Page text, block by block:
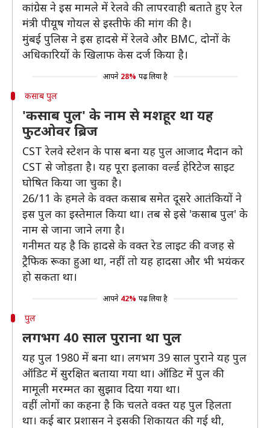
कांग्रेस ने इस मामले में रेलवे की लापरवाही बताते हुए रेल
मंत्री पीयूष गोयल से इस्तीफे की मांग की है।
मुंबई पुलिस ने इस हादसे में रेलवे और BMC, दोनों के
अधिकारियों के खिलाफ केस दर्ज किया है।
आपने 28% पढ़ लिया है
कसाब पुल
'कसाब पुल' के नाम से मशहूर था यह
फुटओवर ब्रिज
CST रेलवे स्टेशन के पास बना यह पुल आजाद मैदान को
CST से जोड़ता है। यह पूरा इलाका वर्ल्ड हेरिटेज साइट
घोषित किया जा चुका है।
26/11 के हमले के वक्त कसाब समेत दूसरे आतंकियों ने
इस पुल का इस्तेमाल किया था। तब से इसे 'कसाब पुल' के
नाम से जाना जाने लगा है।
गनीमत यह है कि हादसे के वक्त रेड लाइट की वजह से
ट्रैफिक रूका हुआ था, नहीं तो यह हादसा और भी भयंकर
हो सकता था।
आपने 42% पढ़ लिया है
पुल
लगभग 40 साल पुराना था पुल
यह पुल 1980 में बना था। लगभग 39 साल पुराने यह पुल
ऑडिट में सुरक्षित बताया गया था। ऑडिट में पुल की
मामूली मरम्मत का सुझाव दिया गया था।
वहीं लोगों का कहना है कि चलते वक्त यह पुल हिलता
था। कई बार प्रशासन ने इसकी शिकायत की गई थी,